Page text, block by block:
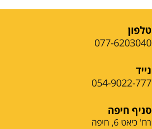
טלפון
077-6203040
נייד
054-9022-777
סניף חיפה
רח' כיאט 6, חיפה